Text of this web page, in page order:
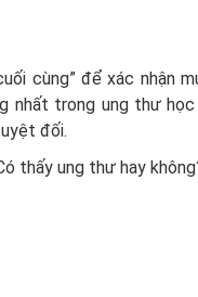
cùng” để xác nhận
trong ung thư học
đối.
thấy ung thư hay